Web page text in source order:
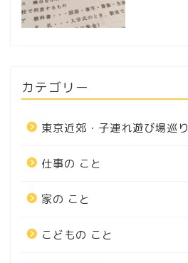
カテゴリー
東京近郊・子連れ遊び場巡り
仕事の こと
家の こと
こどもの こと